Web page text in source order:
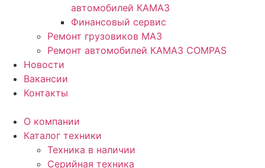
автомобилей КАМАЗ
Финансовый сервис
Ремонт грузовиков МАЗ
Ремонт автомобилей КАМАЗ COMPAS
Новости
Вакансии
Контакты
О компании
Каталог техники
Техника в наличии
Серийная техника